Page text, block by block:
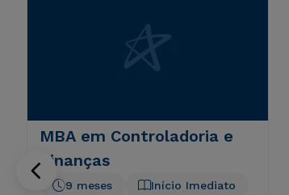
MBA em Controladoria e
Finanças
Início Imediato
9 meses